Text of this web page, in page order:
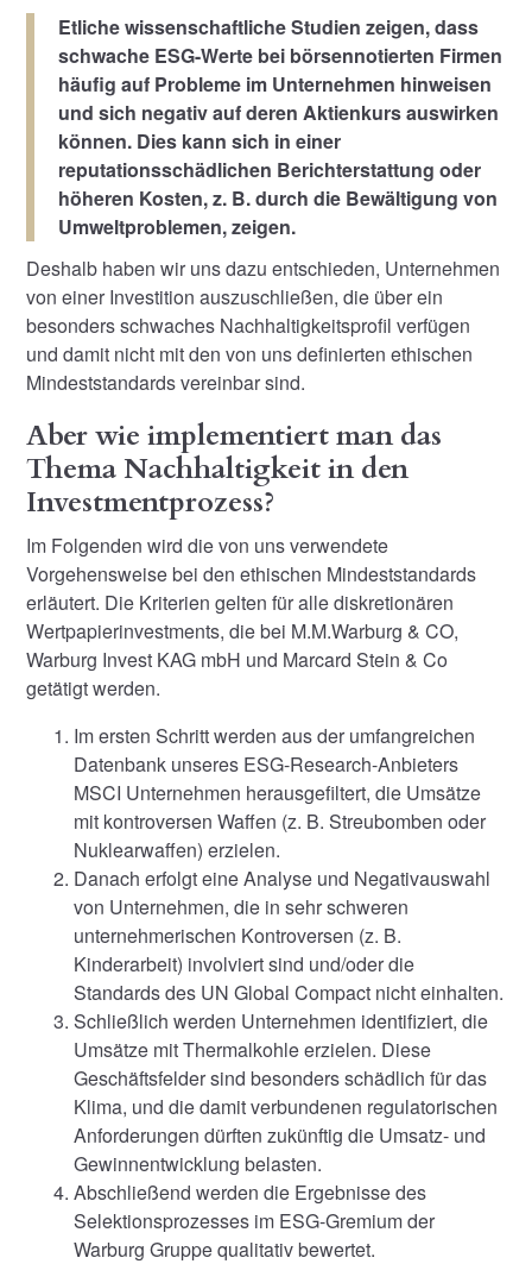
Etliche wissenschaftliche Studien zeigen, dass
schwache ESG-Werte bei börsennotierten Firmen
häufig auf Probleme im Unternehmen hinweisen
und sich negativ auf deren Aktienkurs auswirken
können. Dies kann sich in einer
reputationsschädlichen Berichterstattung oder
höheren Kosten, z. B. durch die Bewältigung von
Umweltproblemen, zeigen.
Deshalb haben wir uns dazu entschieden, Unternehmen
von einer Investition auszuschließen, die über ein
besonders schwaches Nachhaltigkeitsprofil verfügen
und damit nicht mit den von uns definierten ethischen
Mindeststandards vereinbar sind.
Aber wie implementiert man das
Thema Nachhaltigkeit in den
Investmentprozess?
Im Folgenden wird die von uns verwendete
Vorgehensweise bei den ethischen Mindeststandards
erläutert. Die Kriterien gelten für alle diskretionären
Wertpapierinvestments, die bei M.M.Warburg & CO,
Warburg Invest KAG mbH und Marcard Stein & Co
getätigt werden.
Im ersten Schritt werden aus der umfangreichen
Datenbank unseres ESG-Research-Anbieters
MSCI Unternehmen herausgefiltert, die Umsätze
mit kontroversen Waffen (z. B. Streubomben oder
Nuklearwaffen) erzielen.
Danach erfolgt eine Analyse und Negativauswahl
von Unternehmen, die in sehr schweren
unternehmerischen Kontroversen (z. B.
Kinderarbeit) involviert sind und/oder die
Standards des UN Global Compact nicht einhalten.
Schließlich werden Unternehmen identifiziert, die
Umsätze mit Thermalkohle erzielen. Diese
Geschäftsfelder sind besonders schädlich für das
Klima, und die damit verbundenen regulatorischen
Anforderungen dürften zukünftig die Umsatz- und
Gewinnentwicklung belasten.
Abschließend werden die Ergebnisse des
Selektionsprozesses im ESG-Gremium der
Warburg Gruppe qualitativ bewertet.